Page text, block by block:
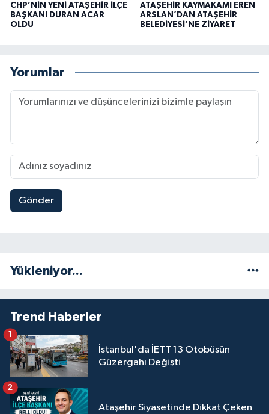
CHP’NİN YENİ ATAŞEHİR İLÇE
BAŞKANI DURAN ACAR
OLDU
ATAŞEHİR KAYMAKAMI EREN
ARSLAN’DAN ATAŞEHİR
BELEDİYESİ’NE ZİYARET
Yorumlar
Gönder
Yükleniyor...
Trend Haberler
İstanbul'da İETT 13 Otobüsün
Güzergahı Değişti
1
Ataşehir Siyasetinde Dikkat Çeken
2